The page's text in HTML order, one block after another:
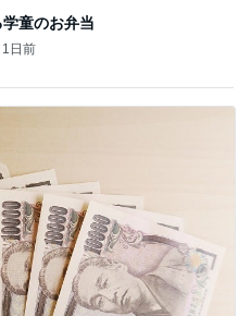
童のお弁当
1日前